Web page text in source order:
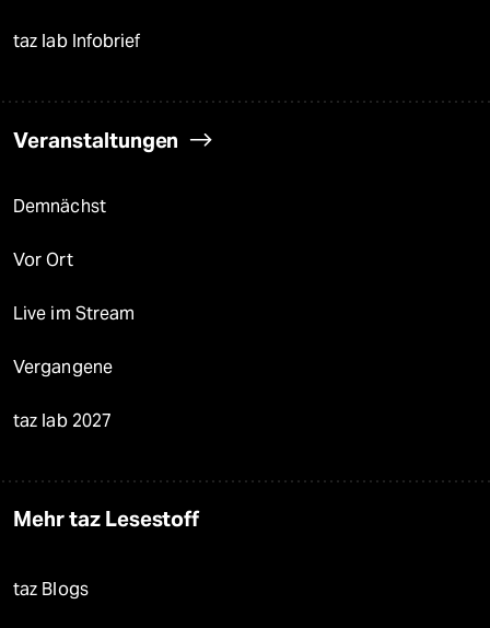
taz lab Infobrief
Veranstaltungen
Demnächst
Vor Ort
Live im Stream
Vergangene
taz lab 2027
Mehr taz Lesestoff
taz Blogs